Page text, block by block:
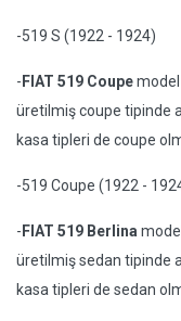
-519 S (1922 - 1924)
- FIAT 519 Coupemodel
üretilmiş coupe tipinde
kasa tipleri de coupe
-519 Coupe (1922 -
- FIAT 519 Berlina
üretilmiş sedan tipinde
kasa tipleri de sedan